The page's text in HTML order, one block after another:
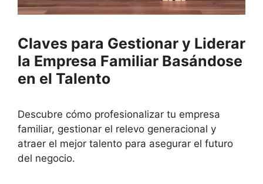
Claves para Gestionar y Liderar
la Empresa Familiar Basándose
en el Talento
Descubre cómo profesionalizar tu empresa
familiar, gestionar el relevo generacional y
atraer el mejor talento para asegurar el futuro
del negocio.